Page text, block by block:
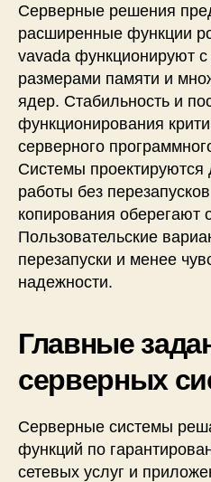
Серверные решения
расширенные функции
vavada функционируют
размерами памяти и
ядер. Стабильность и
функционирования
серверного
Системы проектируются
работы без
копирования оберегают
Пользовательские
перезапуски и менее
надежности.
Главные
серверных
Серверные системы
функций по
сетевых услуг и